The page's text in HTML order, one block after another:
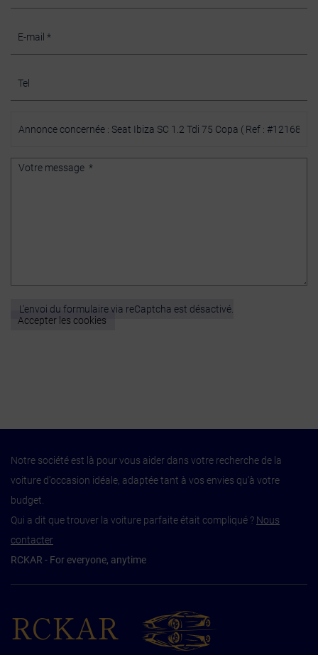
L'envoi du formulaire via reCaptcha est désactivé.
Accepter les cookies
Notre société est là pour vous aider dans votre recherche de la
voiture d'occasion idéale, adaptée tant à vos envies qu'à votre
budget.
Qui a dit que trouver la voiture parfaite était compliqué ? Nous
contacter
RCKAR - For everyone, anytime
RCKAR